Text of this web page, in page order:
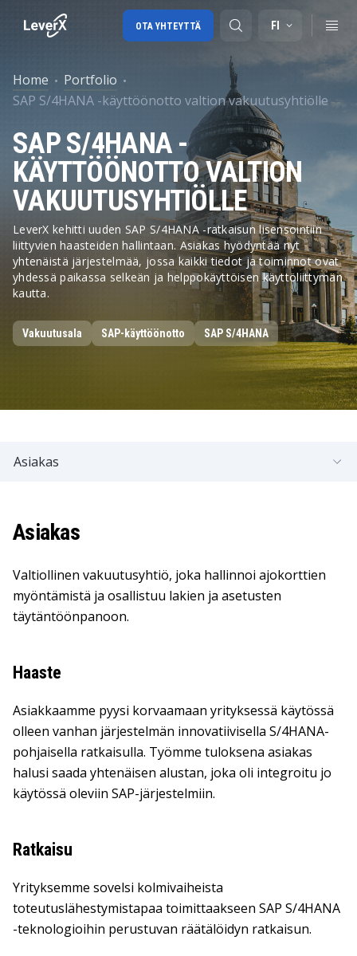
SAP-tuki
SAP-konsultointi
SAP Ariba
SAP EWM
FI
OTA YHTEYTTÄ
Home
Portfolio
SAP S/4HANA -käyttöönotto valtion vakuutusyhtiölle
SAP S/4HANA -
KÄYTTÖÖNOTTO VALTION
VAKUUTUSYHTIÖLLE
LeverX kehitti uuden SAP S/4HANA -ratkaisun lisensointiin
liittyvien haasteiden hallintaan. Asiakas hyödyntää nyt
yhtenäistä järjestelmää, jossa kaikki tiedot ja toiminnot ovat
yhdessä paikassa selkeän ja helppokäyttöisen käyttöliittymän
kautta.
Vakuutusala SAP-käyttöönotto SAP S/4HANA
Asiakas
Asiakas
Valtiollinen vakuutusyhtiö, joka hallinnoi ajokorttien
myöntämistä ja osallistuu lakien ja asetusten
täytäntöönpanoon.
Haaste
Asiakkaamme pyysi korvaamaan yrityksessä käytössä
olleen vanhan järjestelmän innovatiivisella S/4HANA-
pohjaisella ratkaisulla. Työmme tuloksena asiakas
halusi saada yhtenäisen alustan, joka oli integroitu jo
käytössä oleviin SAP-järjestelmiin.
Ratkaisu
Yrityksemme sovelsi kolmivaiheista
toteutuslähestymistapaa toimittaakseen SAP S/4HANA
-teknologioihin perustuvan räätälöidyn ratkaisun.